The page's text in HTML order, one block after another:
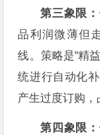
第三象限
品利润微薄但
线。策略是“精
统进行自动化
产生过度订购，
第四象限